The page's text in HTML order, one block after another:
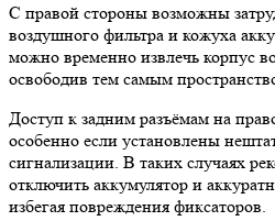
С правой стороны возможны
воздушного фильтра и кожуха
можно временно извлечь корпус
освободив тем самым
Доступ к задним разъёмам на
особенно если установлены
сигнализации. В таких случаях
отключить аккумулятор и
избегая повреждения фиксаторов.